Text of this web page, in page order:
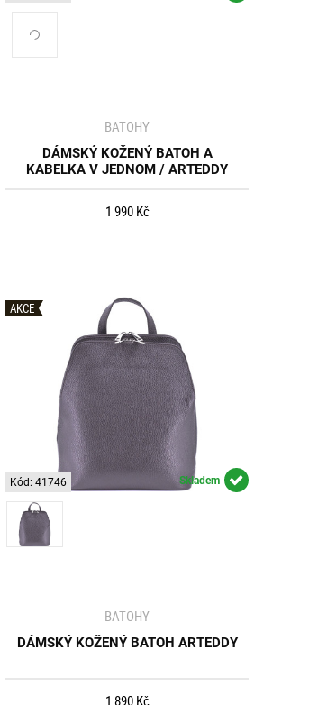
BATOHY
DÁMSKÝ KOŽENÝ BATOH A
KABELKA V JEDNOM / ARTEDDY
1 990 Kč
AKCE
Kód: 41746 Skladem
BATOHY
DÁMSKÝ KOŽENÝ BATOH ARTEDDY
1 890 Kč